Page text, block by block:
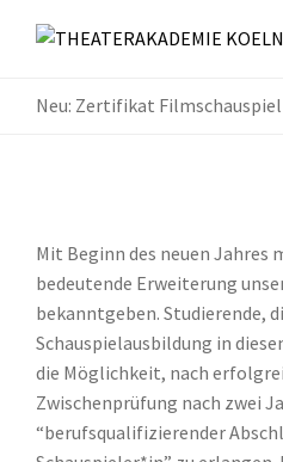
Neu: Zertifikat Filmschauspiel
Mit Beginn des neuen Jahres
bedeutende Erweiterung
bekanntgeben. Studierende,
Schauspielausbildung in
die Möglichkeit, nach
Zwischenprüfung nach zwei
“berufsqualifizierender